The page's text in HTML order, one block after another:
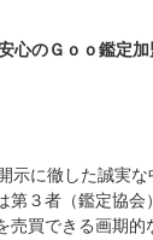
心のＧｏｏ鑑定加
示に徹した誠実
第３者（鑑定協
売買できる画期的